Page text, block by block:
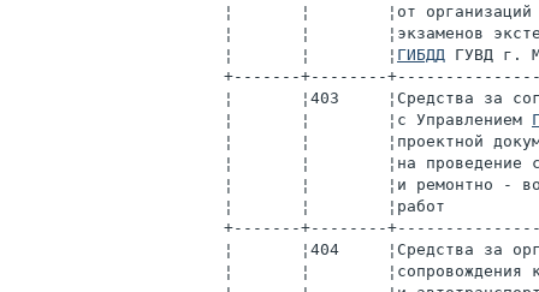
¦       ¦        ¦от
¦       ¦        ¦экзаменов
¦       ¦        ¦ ГИБДД ГУВД
+-------+--------
¦       ¦403     ¦Средства за
¦       ¦        ¦с Управлением
¦       ¦        ¦проектной
¦       ¦        ¦на
¦       ¦        ¦и ремонтно -
¦       ¦        ¦работ
+-------+--------
¦       ¦404     ¦Средства за
¦       ¦